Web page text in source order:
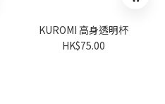
KUROMI 高身透明杯
HK$75.00